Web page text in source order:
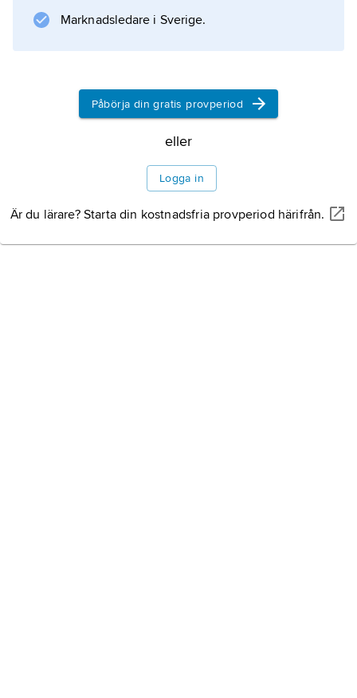
anklagelser om antikommunistisk aktivitet.
Sedan han
Information om artikeln
Marknadsledare i Sverige.
Påbörja din gratis provperiod
eller
Logga in
Är du lärare? Starta din kostnadsfria provperiod härifrån.